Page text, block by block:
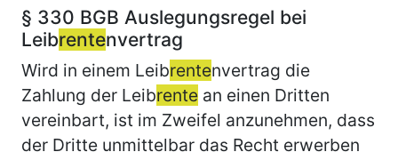
§ 330 BGB Auslegungsregel bei
Leibrentenvertrag
Wird in einem Leibrentenvertrag die
Zahlung der Leibrente an einen Dritten
vereinbart, ist im Zweifel anzunehmen, dass
der Dritte unmittelbar das Recht erwerben